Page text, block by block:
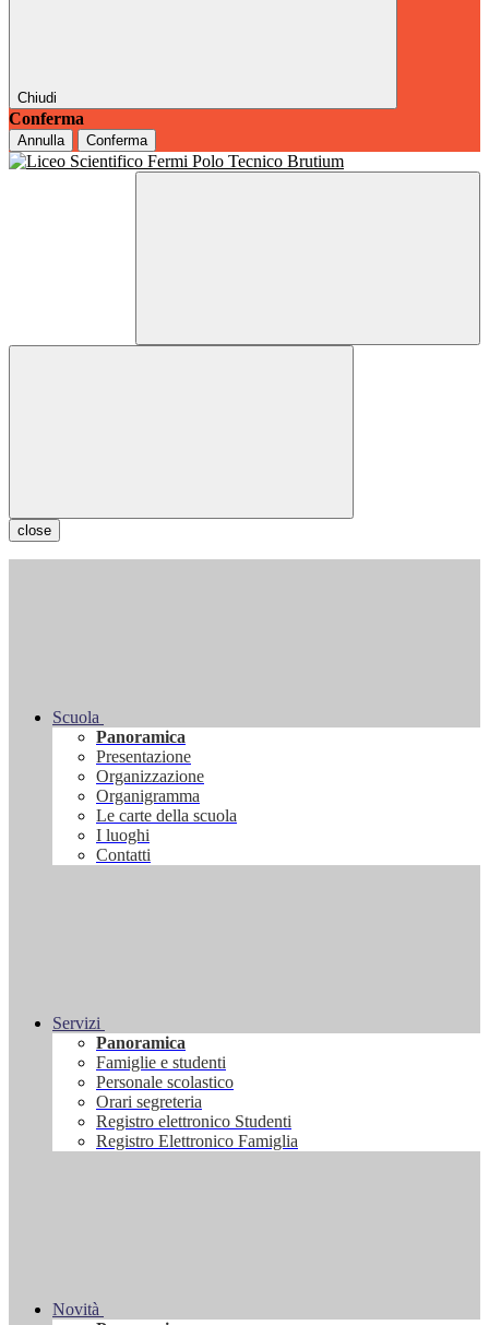
Chiudi
Conferma
Annulla Conferma
close
Scuola
Panoramica
Presentazione
Organizzazione
Organigramma
Le carte della scuola
I luoghi
Contatti
Servizi
Panoramica
Famiglie e studenti
Personale scolastico
Orari segreteria
Registro elettronico Studenti
Registro Elettronico Famiglia
Novità